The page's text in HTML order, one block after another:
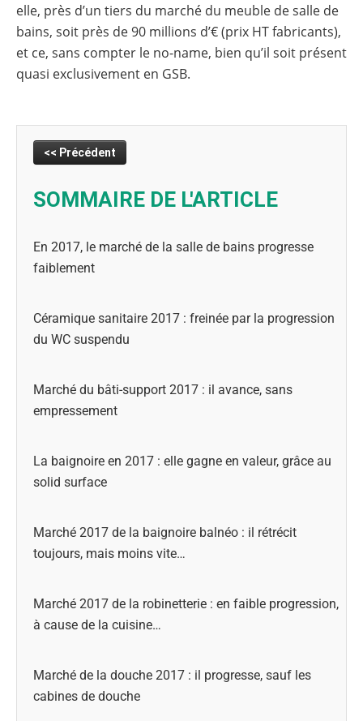
elle, près d’un tiers du marché du meuble de salle de
bains, soit près de 90 millions d’€ (prix HT fabricants),
et ce, sans compter le no-name, bien qu’il soit présent
quasi exclusivement en GSB.
<< Précédent
SOMMAIRE DE L'ARTICLE
En 2017, le marché de la salle de bains progresse
faiblement
Céramique sanitaire 2017 : freinée par la progression
du WC suspendu
Marché du bâti-support 2017 : il avance, sans
empressement
La baignoire en 2017 : elle gagne en valeur, grâce au
solid surface
Marché 2017 de la baignoire balnéo : il rétrécit
toujours, mais moins vite…
Marché 2017 de la robinetterie : en faible progression,
à cause de la cuisine…
Marché de la douche 2017 : il progresse, sauf les
cabines de douche